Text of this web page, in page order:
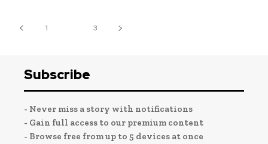
1 3
Subscribe
- Never miss a story with notifications
- Gain full access to our premium content
- Browse free from up to 5 devices at once